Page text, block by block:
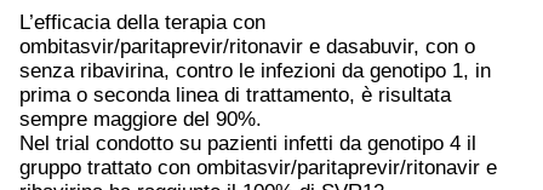
L’efficacia della terapia con
ombitasvir/paritaprevir/ritonavir e dasabuvir, con o
senza ribavirina, contro le infezioni da genotipo 1, in
prima o seconda linea di trattamento, è risultata
sempre maggiore del 90%.
Nel trial condotto su pazienti infetti da genotipo 4 il
gruppo trattato con ombitasvir/paritaprevir/ritonavir e